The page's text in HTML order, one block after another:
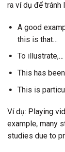
ra ví dụ để tránh
A good
this is that…
To illustrate,…
This has
This is
Ví dụ: Playing
example, many
studies due to